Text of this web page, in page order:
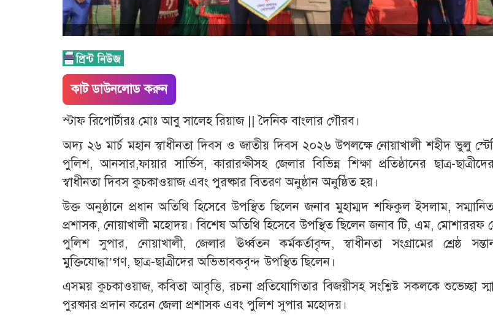
কাট ডাউনলোড করুন
স্টাফ রিপোর্টারঃ মোঃ আবু সালেহ রিয়াজ || দৈনিক বাংলার গৌরব।
অদ্য ২৬ মার্চ মহান স্বাধীনতা দিবস ও জাতীয় দিবস ২০২৬ উপলক্ষে নোয়াখালী শহীদ ভুলু
পুলিশ, আনসার,ফায়ার সার্ভিস, কারারক্ষীসহ জেলার বিভিন্ন শিক্ষা প্রতিষ্ঠানের ছাত্র-
স্বাধীনতা দিবস কুচকাওয়াজ এবং পুরষ্কার বিতরণ অনুষ্ঠান অনুষ্ঠিত হয়।
উক্ত অনুষ্ঠানে প্রধান অতিথি হিসেবে উপস্থিত ছিলেন জনাব মুহাম্মদ শফিকুল ইসলাম,
প্রশাসক, নোয়াখালী মহোদয়। বিশেষ অতিথি হিসেবে উপস্থিত ছিলেন জনাব টি, এম, মোশাররফ
পুলিশ সুপার, নোয়াখালী, জেলার ঊর্ধ্বতন কর্মকর্তাবৃন্দ, স্বাধীনতা সংগ্রামের শ্রেষ্ঠ
মুক্তিযোদ্ধা’গণ, ছাত্র-ছাত্রীদের অভিভাবকবৃন্দ উপস্থিত ছিলেন।
এসময় কুচকাওয়াজ, কবিতা আবৃত্তি, রচনা প্রতিযোগিতার বিজয়ীসহ সংশ্লিষ্ট সকলকে শুভেচ্ছা
পুরষ্কার প্রদান করেন জেলা প্রশাসক এবং পুলিশ সুপার মহোদয়।